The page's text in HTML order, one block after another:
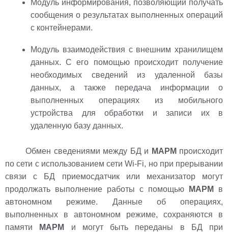
Модуль информирования, позволяющий получать
сообщения о результатах выполненных операций
с контейнерами.
Модуль взаимодействия с внешним хранилищем
данных. С его помощью происходит получение
необходимых сведений из удаленной базы
данных, а также передача информации о
выполненных операциях из мобильного
устройства для обработки и записи их в
удаленную базу данных.
Обмен сведениями между БД и МАРМ происходит
по сети с использованием сети Wi-Fi, но при прерывании
связи с БД приемосдатчик или механизатор могут
продолжать выполнение работы с помощью
МАРМ
в
автономном режиме. Данные об операциях,
выполненных в автономном режиме, сохраняются в
памяти
МАРМ и могут быть переданы в БД при